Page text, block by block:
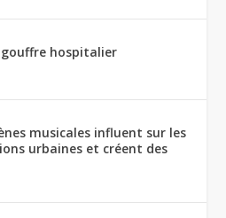
gouffre hospitalier
musicales influent sur les
urbaines et créent des